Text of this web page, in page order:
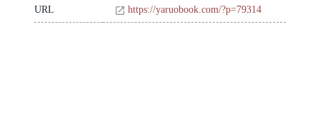
URL https://yaruobook.com/?p=79314